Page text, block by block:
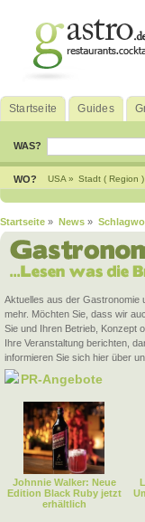
Startseite Guides
WAS?
WO? USA » Stadt ( Region )
Startseite » News »
Aktuelles aus der Gastronomie
mehr. Möchten Sie, dass wir
Sie und Ihren Betrieb, Konzept
Ihre Veranstaltung berichten,
informieren Sie sich hier über
PR-Angebote
Johnnie Walker: Neue
Edition Black Ruby jetzt
erhältlich